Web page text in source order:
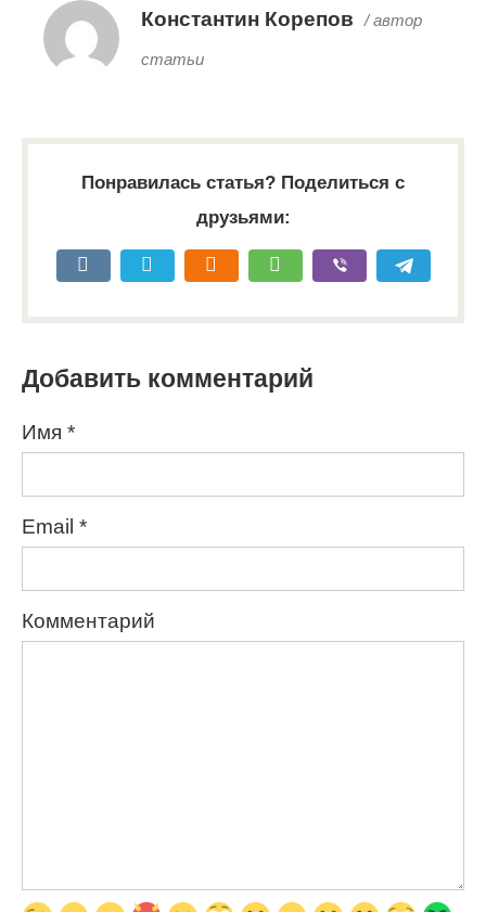
Константин Корепов / автор
статьи
Понравилась статья? Поделиться с
друзьями:
Добавить комментарий
Имя *
Email *
Комментарий